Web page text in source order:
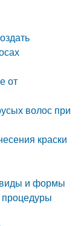
от
волос при
краски
и формы
процедуры